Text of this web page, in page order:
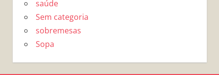
saúde
Sem categoria
sobremesas
Sopa